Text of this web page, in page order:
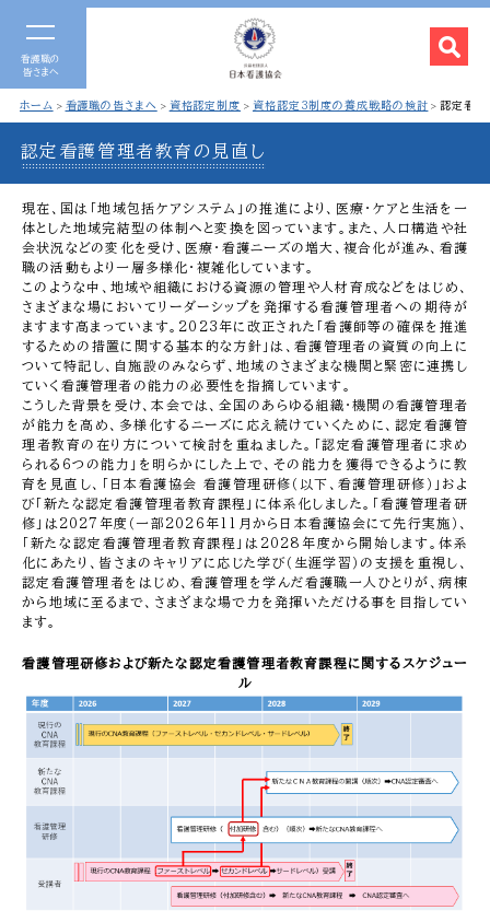
看護職の
皆さまへ
ホーム 看護職の皆さまへ 資格認定制度 資格認定3制度の養成戦略の検討 認定看護
認定看護管理者教育の見直し
現在、国は「地域包括ケアシステム」の推進により、医療・ケアと生活を一
体とした地域完結型の体制へと変換を図っています。また、人口構造や社
会状況などの変化を受け、医療・看護ニーズの増大、複合化が進み、看護
職の活動もより一層多様化・複雑化しています。
このような中、地域や組織における資源の管理や人材育成などをはじめ、
さまざまな場においてリーダーシップを発揮する看護管理者への期待が
ますます高まっています。2023年に改正された「看護師等の確保を推進
するための措置に関する基本的な方針」は、看護管理者の資質の向上に
ついて特記し、自施設のみならず、地域のさまざまな機関と緊密に連携し
ていく看護管理者の能力の必要性を指摘しています。
こうした背景を受け、本会では、全国のあらゆる組織・機関の看護管理者
が能力を高め、多様化するニーズに応え続けていくために、認定看護管
理者教育の在り方について検討を重ねました。「認定看護管理者に求め
られる6つの能力」を明らかにした上で、その能力を獲得できるように教
育を見直し、「日本看護協会 看護管理研修（以下、看護管理研修）」およ
び「新たな認定看護管理者教育課程」に体系化しました。「看護管理者研
修」は2027年度（一部2026年11月から日本看護協会にて先行実施）、
「新たな認定看護管理者教育課程」は2028年度から開始します。体系
化にあたり、皆さまのキャリアに応じた学び（生涯学習）の支援を重視し、
認定看護管理者をはじめ、看護管理を学んだ看護職一人ひとりが、病棟
から地域に至るまで、さまざまな場で力を発揮いただける事を目指してい
ます。
看護管理研修および新たな認定看護管理者教育課程に関するスケジュー
ル